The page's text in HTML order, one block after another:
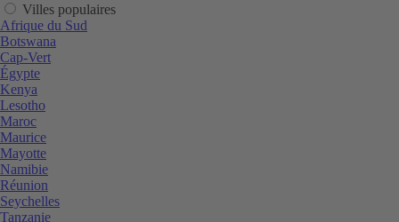
Villes populaires
Afrique du Sud
Botswana
Cap-Vert
Égypte
Kenya
Lesotho
Maroc
Maurice
Mayotte
Namibie
Réunion
Seychelles
Tanzanie